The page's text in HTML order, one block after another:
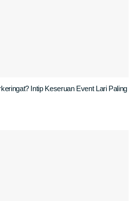
Intip Keseruan Event Lari Paling